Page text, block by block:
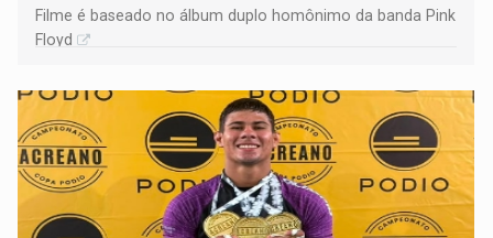
Filme é baseado no álbum duplo homônimo da banda Pink
Floyd